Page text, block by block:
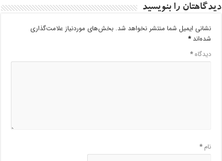
دیدگاهتان را بنویسید
نشانی ایمیل شما منتشر نخواهد شد. بخش‌های موردنیاز علامت‌گذاری
شده‌اند*
دیدگاه*
نام*